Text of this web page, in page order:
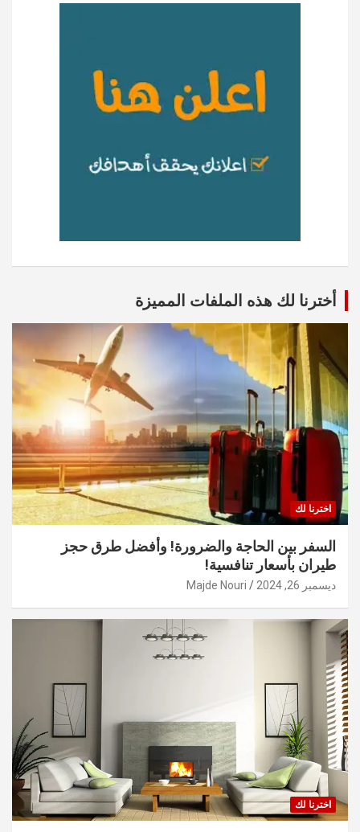
أخترنا لك هذه الملفات المميزة
اخترنا لك
السفر بين الحاجة والضرورة! وأفضل طرق حجز
طيران بأسعار تنافسية!
ديسمبر 26, 2024 Majde Nouri
اخترنا لك